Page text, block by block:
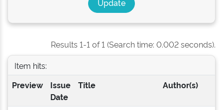
Results 1-1 of 1 (Search time: 0.002 seconds).
Item hits:
Preview
Issue
Date
Title Author(s)